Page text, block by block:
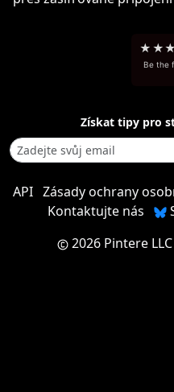
★ ★★
Be the
Získat tipy pro
API Zásady ochrany
Kontaktujte nás
2026 Pintere LLC